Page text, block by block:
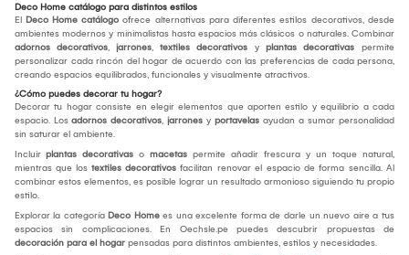
Deco Home catálogo para distintos estilos
El Deco Home catálogo ofrece alternativas para diferentes estilos decorativos, desde
ambientes modernos y minimalistas hasta espacios más clásicos o naturales. Combinar
adornos decorativos, jarrones, textiles decorativos y plantas decorativas permite
personalizar cada rincón del hogar de acuerdo con las preferencias de cada persona,
creando espacios equilibrados, funcionales y visualmente atractivos.
¿Cómo puedes decorar tu hogar?
Decorar tu hogar consiste en elegir elementos que aporten estilo y equilibrio a cada
espacio. Los adornos decorativos, jarrones y portavelas ayudan a sumar personalidad
sin saturar el ambiente.
Incluir plantas decorativas o macetas permite añadir frescura y un toque natural,
mientras que los textiles decorativos facilitan renovar el espacio de forma sencilla. Al
combinar estos elementos, es posible lograr un resultado armonioso siguiendo tu propio
estilo.
Explorar la categoría Deco Home es una excelente forma de darle un nuevo aire a tus
espacios sin complicaciones. En Oechsle.pe puedes descubrir propuestas de
decoración para el hogar pensadas para distintos ambientes, estilos y necesidades.